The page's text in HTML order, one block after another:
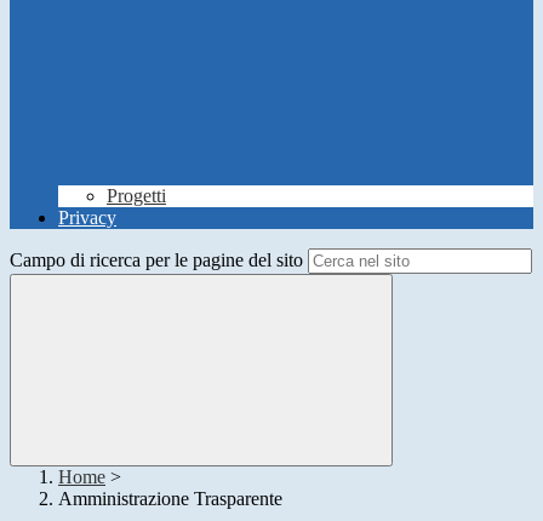
Progetti
Privacy
Campo di ricerca per le pagine del sito
Home >
Amministrazione Trasparente